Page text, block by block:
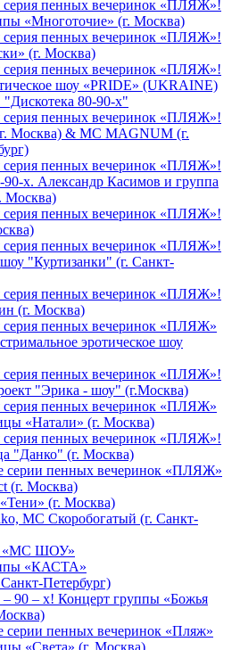
серия пенных вечеринок «ПЛЯЖ»!
«Многоточие» (г. Москва)
серия пенных вечеринок «ПЛЯЖ»!
(г. Москва)
серия пенных вечеринок «ПЛЯЖ»!
шоу «PRIDE» (UKRAINE)
80-90-х"
серия пенных вечеринок «ПЛЯЖ»!
Москва) & MC MAGNUM (г.
серия пенных вечеринок «ПЛЯЖ»!
90-х. Александр Касимов и группа
серия пенных вечеринок «ПЛЯЖ»!
серия пенных вечеринок «ПЛЯЖ»!
"Куртизанки" (г. Санкт-
серия пенных вечеринок «ПЛЯЖ»!
(г. Москва)
серия пенных вечеринок «ПЛЯЖ»
эротическое шоу
серия пенных вечеринок «ПЛЯЖ»!
"Эрика - шоу" (г.Москва)
серия пенных вечеринок «ПЛЯЖ»
«Натали» (г. Москва)
серия пенных вечеринок «ПЛЯЖ»!
"Данко" (г. Москва)
серии пенных вечеринок «ПЛЯЖ»
(г. Москва)
(г. Москва)
MC Скоробогатый (г. Санкт-
«МС ШОУ»
«КАСТА»
Петербург)
– 90 – х! Концерт группы «Божья
серии пенных вечеринок «Пляж»
«Света» (г. Москва)